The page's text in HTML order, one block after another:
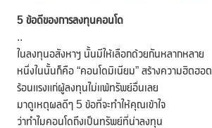
5 ข้อดีของการลงทุนคอนโด
..
ในลงทุนอสังหาฯ นั้นมีให้เลือกด้วยกันหลากหลาย
หนึ่งในนั้นก็คือ “คอนโดมิเนียม” สร้างความฮิตฮอต
ร้อนแรงแก่ผู้ลงทุนไม่แพ้ทรัพย์อื่นเลย
มาดูเหตุผลดีๆ 5 ข้อที่จะทำให้คุณเข้าใจ
ว่าทำไมคอนโดถึงเป็นทรัพย์ที่น่าลงทุน